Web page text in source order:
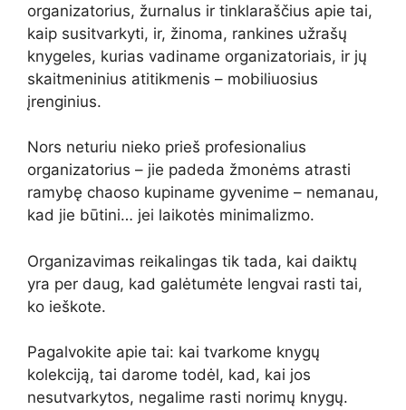
organizatorius, žurnalus ir tinklaraščius apie tai,
kaip susitvarkyti, ir, žinoma, rankines užrašų
knygeles, kurias vadiname organizatoriais, ir jų
skaitmeninius atitikmenis – mobiliuosius
įrenginius.
Nors neturiu nieko prieš profesionalius
organizatorius – jie padeda žmonėms atrasti
ramybę chaoso kupiname gyvenime – nemanau,
kad jie būtini… jei laikotės minimalizmo.
Organizavimas reikalingas tik tada, kai daiktų
yra per daug, kad galėtumėte lengvai rasti tai,
ko ieškote.
Pagalvokite apie tai: kai tvarkome knygų
kolekciją, tai darome todėl, kad, kai jos
nesutvarkytos, negalime rasti norimų knygų.